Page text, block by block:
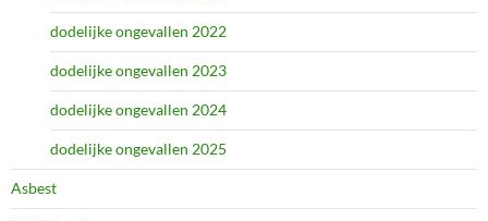
dodelijke ongevallen 2022
dodelijke ongevallen 2023
dodelijke ongevallen 2024
dodelijke ongevallen 2025
Asbest